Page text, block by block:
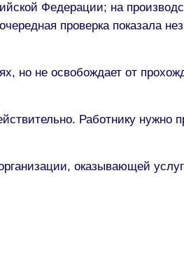
Федерации; на
проверка показала
но не освобождает от
Работнику нужно
оказывающей